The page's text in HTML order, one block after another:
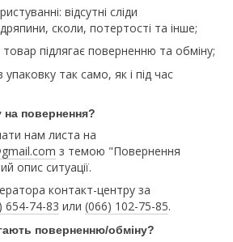
відсутні сліди
сколи, потертості та інше;
підлягає поверненню та обміну;
так само, як і під час
на повернення?
нам листа на
з темою "Повернення
опис ситуації.
контакт-центру за
654-74-83 или (066) 102-75-85.
поверненню/обміну?